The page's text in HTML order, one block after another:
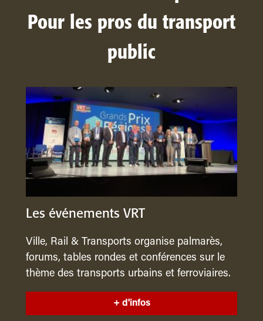
Pour les pros du transport
public
Les événements VRT
Ville, Rail & Transports organise palmarès,
forums, tables rondes et conférences sur le
thème des transports urbains et ferroviaires.
+ d'infos